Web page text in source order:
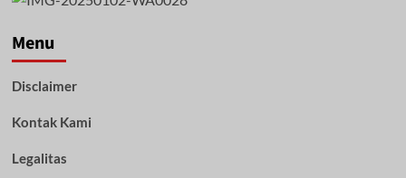
Menu
Disclaimer
Kontak Kami
Legalitas